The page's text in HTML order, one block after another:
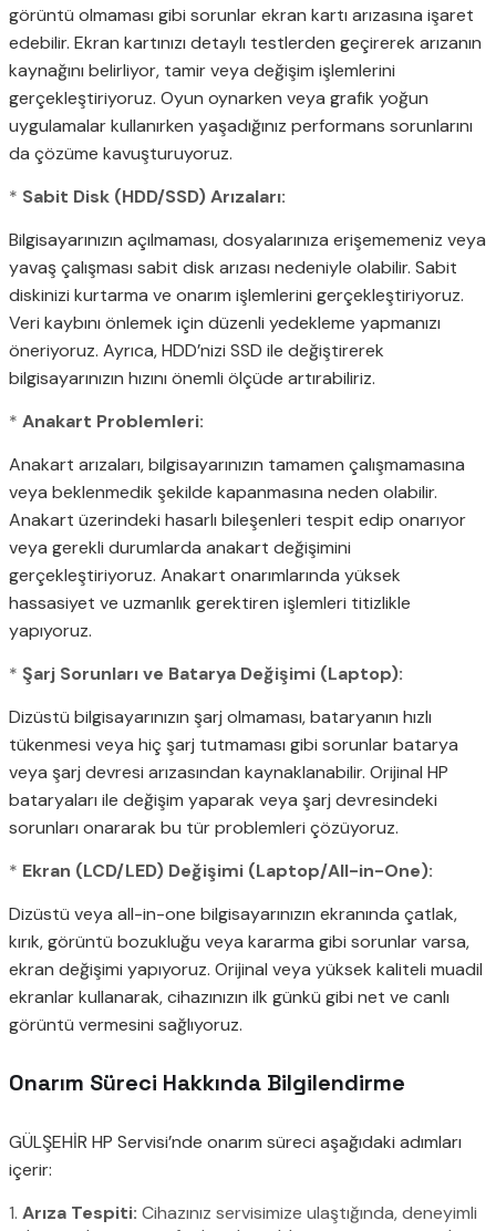
görüntü olmaması gibi sorunlar ekran kartı arızasına işaret
edebilir. Ekran kartınızı detaylı testlerden geçirerek arızanın
kaynağını belirliyor, tamir veya değişim işlemlerini
gerçekleştiriyoruz. Oyun oynarken veya grafik yoğun
uygulamalar kullanırken yaşadığınız performans sorunlarını
da çözüme kavuşturuyoruz.
* Sabit Disk (HDD/SSD) Arızaları:
Bilgisayarınızın açılmaması, dosyalarınıza erişememeniz veya
yavaş çalışması sabit disk arızası nedeniyle olabilir. Sabit
diskinizi kurtarma ve onarım işlemlerini gerçekleştiriyoruz.
Veri kaybını önlemek için düzenli yedekleme yapmanızı
öneriyoruz. Ayrıca, HDD’nizi SSD ile değiştirerek
bilgisayarınızın hızını önemli ölçüde artırabiliriz.
* Anakart Problemleri:
Anakart arızaları, bilgisayarınızın tamamen çalışmamasına
veya beklenmedik şekilde kapanmasına neden olabilir.
Anakart üzerindeki hasarlı bileşenleri tespit edip onarıyor
veya gerekli durumlarda anakart değişimini
gerçekleştiriyoruz. Anakart onarımlarında yüksek
hassasiyet ve uzmanlık gerektiren işlemleri titizlikle
yapıyoruz.
* Şarj Sorunları ve Batarya Değişimi (Laptop):
Dizüstü bilgisayarınızın şarj olmaması, bataryanın hızlı
tükenmesi veya hiç şarj tutmaması gibi sorunlar batarya
veya şarj devresi arızasından kaynaklanabilir. Orijinal HP
bataryaları ile değişim yaparak veya şarj devresindeki
sorunları onararak bu tür problemleri çözüyoruz.
* Ekran (LCD/LED) Değişimi (Laptop/All-in-One):
Dizüstü veya all-in-one bilgisayarınızın ekranında çatlak,
kırık, görüntü bozukluğu veya kararma gibi sorunlar varsa,
ekran değişimi yapıyoruz. Orijinal veya yüksek kaliteli muadil
ekranlar kullanarak, cihazınızın ilk günkü gibi net ve canlı
görüntü vermesini sağlıyoruz.
Onarım Süreci Hakkında Bilgilendirme
GÜLŞEHİR HP Servisi’nde onarım süreci aşağıdaki adımları
içerir:
1. Arıza Tespiti: Cihazınız servisimize ulaştığında, deneyimli